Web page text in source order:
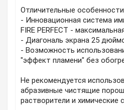
Отличительные
- Инновационная система
FIRE PERFECT -
- Диагональ экрана 25
- Возможность
"эффект пламени" без
Не рекомендуется
абразивные чистящие
растворители и химические